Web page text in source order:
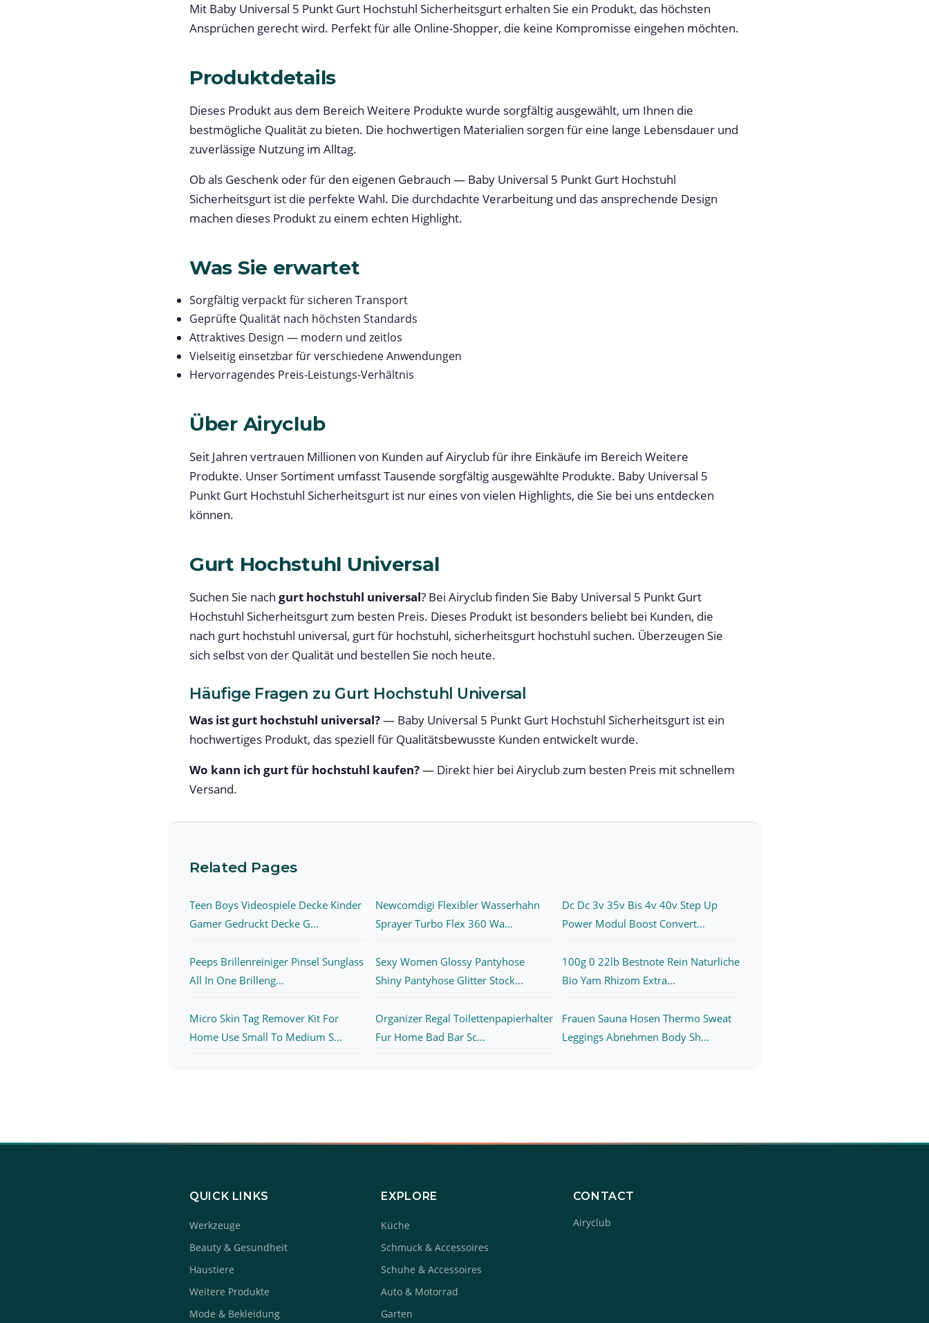
Mit Baby Universal 5 Punkt Gurt Hochstuhl Sicherheitsgurt erhalten Sie ein Produkt, das höchsten
Ansprüchen gerecht wird. Perfekt für alle Online-Shopper, die keine Kompromisse eingehen möchten.
Produktdetails
Dieses Produkt aus dem Bereich Weitere Produkte wurde sorgfältig ausgewählt, um Ihnen die
bestmögliche Qualität zu bieten. Die hochwertigen Materialien sorgen für eine lange Lebensdauer und
zuverlässige Nutzung im Alltag.
Ob als Geschenk oder für den eigenen Gebrauch — Baby Universal 5 Punkt Gurt Hochstuhl
Sicherheitsgurt ist die perfekte Wahl. Die durchdachte Verarbeitung und das ansprechende Design
machen dieses Produkt zu einem echten Highlight.
Was Sie erwartet
Sorgfältig verpackt für sicheren Transport
Geprüfte Qualität nach höchsten Standards
Attraktives Design — modern und zeitlos
Vielseitig einsetzbar für verschiedene Anwendungen
Hervorragendes Preis-Leistungs-Verhältnis
Über Airyclub
Seit Jahren vertrauen Millionen von Kunden auf Airyclub für ihre Einkäufe im Bereich Weitere
Produkte. Unser Sortiment umfasst Tausende sorgfältig ausgewählte Produkte. Baby Universal 5
Punkt Gurt Hochstuhl Sicherheitsgurt ist nur eines von vielen Highlights, die Sie bei uns entdecken
können.
Gurt Hochstuhl Universal
Suchen Sie nach gurt hochstuhl universal? Bei Airyclub finden Sie Baby Universal 5 Punkt Gurt
Hochstuhl Sicherheitsgurt zum besten Preis. Dieses Produkt ist besonders beliebt bei Kunden, die
nach gurt hochstuhl universal, gurt für hochstuhl, sicherheitsgurt hochstuhl suchen. Überzeugen Sie
sich selbst von der Qualität und bestellen Sie noch heute.
Häufige Fragen zu Gurt Hochstuhl Universal
Was ist gurt hochstuhl universal?— Baby Universal 5 Punkt Gurt Hochstuhl Sicherheitsgurt ist ein
hochwertiges Produkt, das speziell für Qualitätsbewusste Kunden entwickelt wurde.
Wo kann ich gurt für hochstuhl kaufen?— Direkt hier bei Airyclub zum besten Preis mit schnellem
Versand.
Related Pages
Teen Boys Videospiele Decke Kinder
Gamer Gedruckt Decke G...
Newcomdigi Flexibler Wasserhahn
Sprayer Turbo Flex 360 Wa...
Dc Dc 3v 35v Bis 4v 40v Step Up
Power Modul Boost Convert...
Peeps Brillenreiniger Pinsel Sunglass
All In One Brilleng...
Sexy Women Glossy Pantyhose
Shiny Pantyhose Glitter Stock...
100g 0 22lb Bestnote Rein Naturliche
Bio Yam Rhizom Extra...
Micro Skin Tag Remover Kit For
Home Use Small To Medium S...
Organizer Regal Toilettenpapierhalter
Fur Home Bad Bar Sc...
Frauen Sauna Hosen Thermo Sweat
Leggings Abnehmen Body Sh...
QUICK LINKS
Werkzeuge
Beauty & Gesundheit
Haustiere
Weitere Produkte
Mode & Bekleidung
EXPLORE
Küche
Schmuck & Accessoires
Schuhe & Accessoires
Auto & Motorrad
Garten
CONTACT
Airyclub